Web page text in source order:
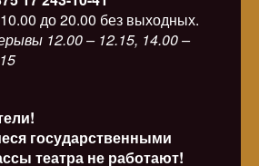
до 20.00 без выходных.
12.00 – 12.15, 14.00 –
государственными
театра не работают!